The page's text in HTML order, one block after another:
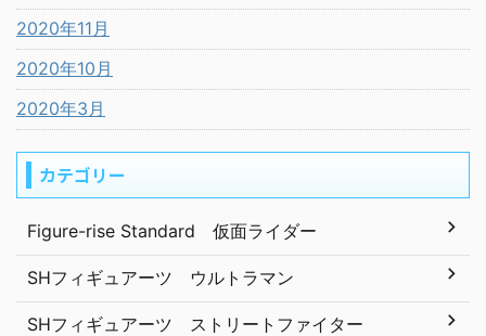
2020年11月
2020年10月
2020年3月
カテゴリー
Figure-rise Standard 仮面ライダー
SHフィギュアーツ ウルトラマン
SHフィギュアーツ ストリートファイター